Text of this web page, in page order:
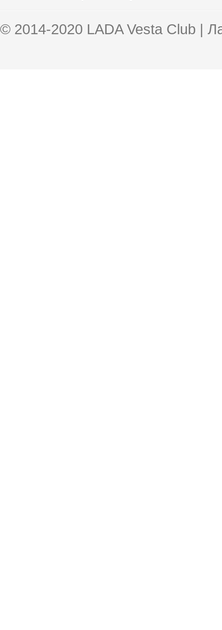
© 2014-2020 LADA Vesta Club |